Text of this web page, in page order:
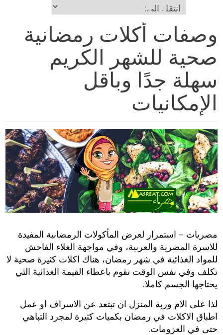
وصفات أكلات رمضانية
صحية للشهر الكريم
سهلة جدًا وباقل
الإمكانيات
مصريات – استمرار لعرض المأكولات الرمضانية المفيدة
للاسرة المصرية والعربية، وفي مواجهة الغلاء الفاحش
للمواد الغذائية في شهر رمضان، هناك اكلات كثيرة صحية لا
تكلف وفي نفس الوقت تقوم باعطاء القيمة الغذائية التي
يحتاجها الجسم كاملا.
لذا على الام وربة المنزل ان تبتعد عن الاسراف او عمل
اطباق الاكلات في رمضان بكميات كثيرة لمجرد التباهي
حتى في العزومات.